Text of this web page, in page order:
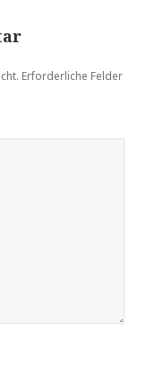
Erforderliche Felder